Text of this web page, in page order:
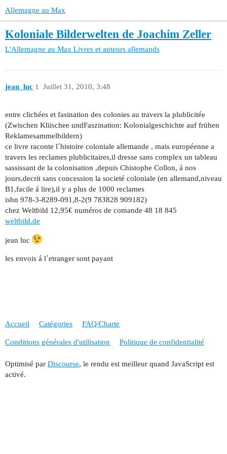
Allemagne au Max
Koloniale Bilderwelten de Joachim Zeller
L'Allemagne au Max Livres et auteurs allemands
jean_luc Juillet 31, 2010, 3:48
1
entre clichées et fasination des colonies au travers la plublicitée
(Zwischen Kliischee undFaszination: Kolonialgeschichte auf frühen
Reklamesammelbildern)
ce livre raconte l´histoire coloniale allemande , mais européenne a
travers les reclames plublicitaires,il dresse sans complex un tableau
sassissant de la colonisation ,depuis Chistophe Collon, á nos
jours,decrit sans concession la societé coloniale (en allemand,niveau
B1,facile á lire),il y a plus de 1000 reclames
isbn 978-3-8289-091,8-2(9 783828 909182)
chez Weltbild 12,95€ numéros de comande 48 18 845
weltbild.de
jean luc
les envois á l´etranger sont payant
Accueil Catégories FAQ/Charte
Conditions générales d'utilisation Politique de confidentialité
Optimisé par Discourse, le rendu est meilleur quand JavaScript est
activé.